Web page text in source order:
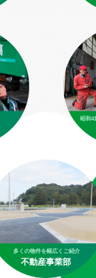
昭和
多くの物件を幅広くご紹介
不動産事業部